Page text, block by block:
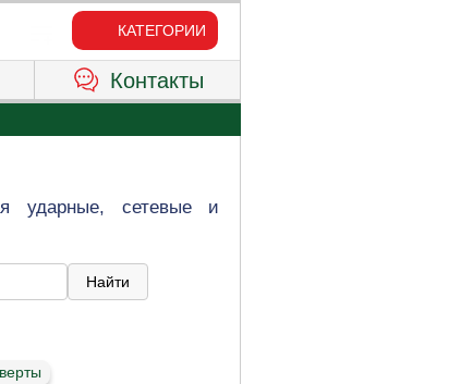
КАТЕГОРИИ
Контакты
ударные, сетевые и